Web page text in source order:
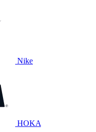
Nike
HOKA